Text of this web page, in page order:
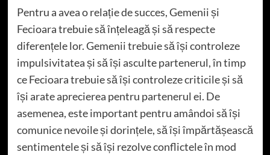
Pentru a avea o relație de succes, Gemenii și
Fecioara trebuie să înțeleagă și să respecte
diferențele lor. Gemenii trebuie să își controleze
impulsivitatea și să își asculte partenerul, în timp
ce Fecioara trebuie să își controleze criticile și să
își arate aprecierea pentru partenerul ei. De
asemenea, este important pentru amândoi să își
comunice nevoile și dorințele, să își împărtășească
sentimentele și să își rezolve conflictele în mod